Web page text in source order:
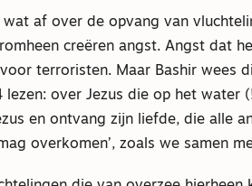
af over de opvang van
creëren angst. Angst dat
terroristen. Maar Bashir wees
lezen: over Jezus die op het water
en ontvang zijn liefde, die alle
overkomen’, zoals we samen